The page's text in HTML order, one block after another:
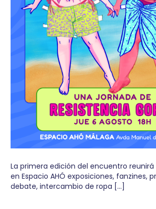
La primera edición del encuentro
en Espacio AHÓ exposiciones, fanzines,
debate, intercambio de ropa […]